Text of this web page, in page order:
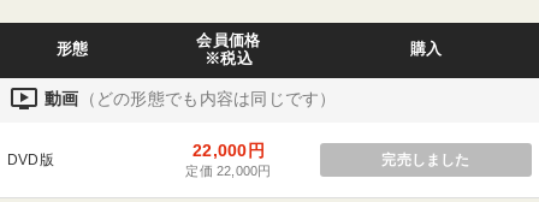
形態
会員価格
※税込
購入
ondemand_video 動画 （どの形態でも内容は同じです）
DVD版 22,000円
定価 22,000円
完売しました